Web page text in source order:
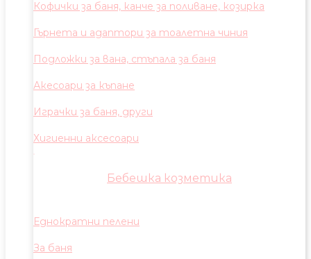
Кофички за баня, канче за поливане, козирка
Гърнета и адаптори за тоалетна чиния
Подложки за вана, стъпала за баня
Акесоари за къпане
Играчки за баня, други
Хигиенни аксесоари
Бебешка козметика
Еднократни пелени
За баня